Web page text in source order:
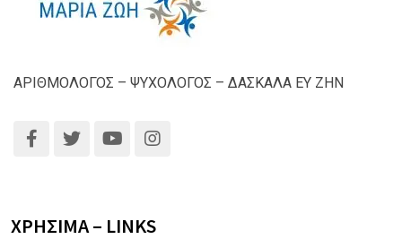
ΑΡΙΘΜΟΛΟΓΟΣ – ΨΥΧΟΛΟΓΟΣ – ΔΑΣΚΑΛΑ ΕΥ ΖΗΝ
ΧΡΗΣΙΜΑ – LINKS